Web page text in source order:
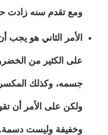
ومع تقدم سنه زادت
الأمر الثاني هو
على الكثير من
جسمه، وكذلك
ولكن على الأمر أن
وخفيفة وليست دسمة.